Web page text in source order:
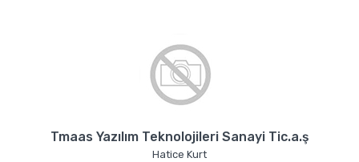
Tmaas Yazılım Teknolojileri Sanayi Tic.a.ş
Hatice Kurt